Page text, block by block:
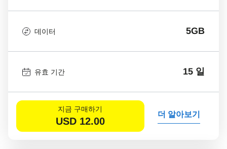
데이터 5GB
유효 기간 15 일
지금 구매하기
USD 12.00
더 알아보기